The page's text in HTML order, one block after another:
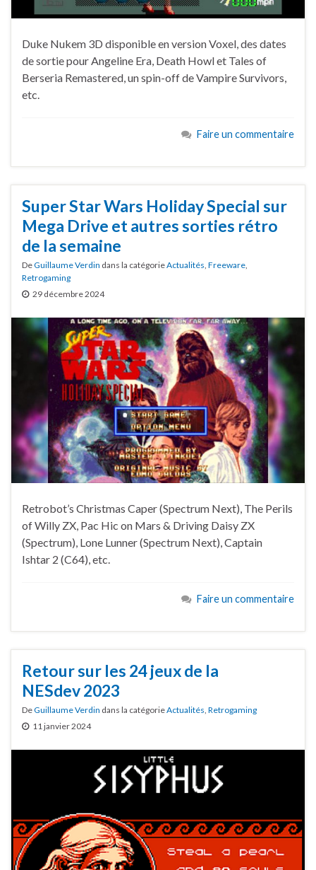
Duke Nukem 3D disponible en version Voxel, des dates
de sortie pour Angeline Era, Death Howl et Tales of
Berseria Remastered, un spin-off de Vampire Survivors,
etc.
Faire un commentaire
Super Star Wars Holiday Special sur
Mega Drive et autres sorties rétro
de la semaine
DeGuillaume Verdin dans la catégorieActualités Freeware
Retrogaming
29 décembre 2024
Retrobot’s Christmas Caper (Spectrum Next), The Perils
of Willy ZX, Pac Hic on Mars & Driving Daisy ZX
(Spectrum), Lone Lunner (Spectrum Next), Captain
Ishtar 2 (C64), etc.
Faire un commentaire
Retour sur les 24 jeux de la
NESdev 2023
DeGuillaume Verdin dans la catégorieActualités Retrogaming
11 janvier 2024